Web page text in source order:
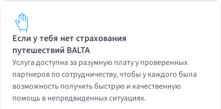
Если у тебя нет страхования
путешествий BALTA
Услуга доступна за разумную плату у проверенных
партнеров по сотрудничеству, чтобы у каждого была
возможность получить быструю и качественную
помощь в непредвиденных ситуациях.